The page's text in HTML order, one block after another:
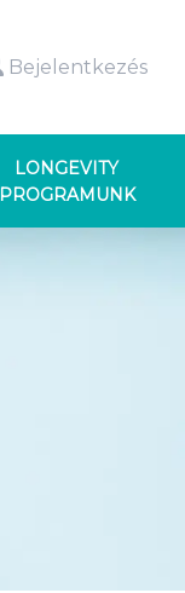
Bejelentkezés
LONGEVITY
PROGRAMUNK